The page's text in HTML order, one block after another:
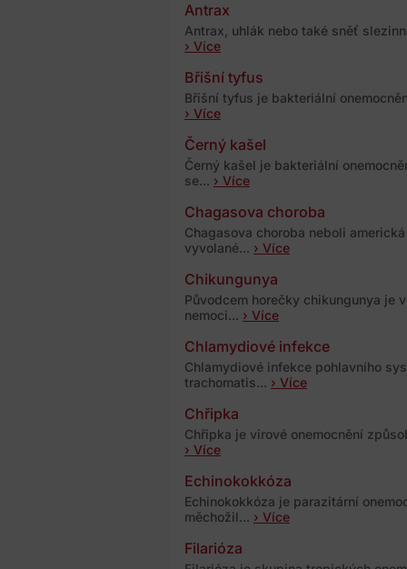
Antrax
Antrax, uhlák nebo také sněť
› Více
Břišní tyfus
Břišní tyfus je bakteriální
› Více
Černý kašel
Černý kašel je bakteriální
se... › Více
Chagasova choroba
Chagasova choroba neboli
vyvolané... › Více
Chikungunya
Původcem horečky chikungunya je
nemoci... › Více
Chlamydiové infekce
Chlamydiové infekce pohlavního
trachomatis... › Více
Chřipka
Chřipka je virové onemocnění
› Více
Echinokokkóza
Echinokokkóza je parazitární
měchožil... › Více
Filarióza